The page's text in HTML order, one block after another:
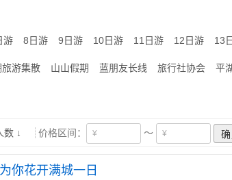
游 8日游 9日游 10日游 11日游 12日游 13
旅游集散 山山假期 蓝朋友长线 旅行社协会 平
数 ↓ 价格区间： ～
你花开满城一日